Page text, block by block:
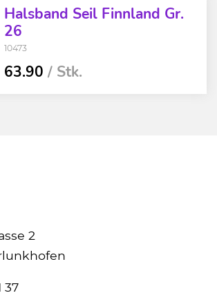
Halsband Seil Finnland Gr.
26
10473
63.90 / Stk.
2
37